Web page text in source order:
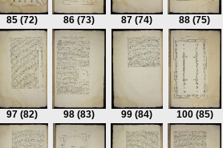
85 (72) 86 (73) 87 (74) 88 (75)
97 (82) 98 (83) 99 (84) 100 (85)